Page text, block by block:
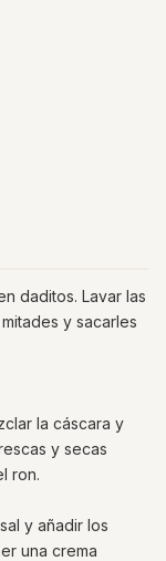
daditos. Lavar las
y sacarles
la cáscara y
y secas
ron.
y añadir los
una crema